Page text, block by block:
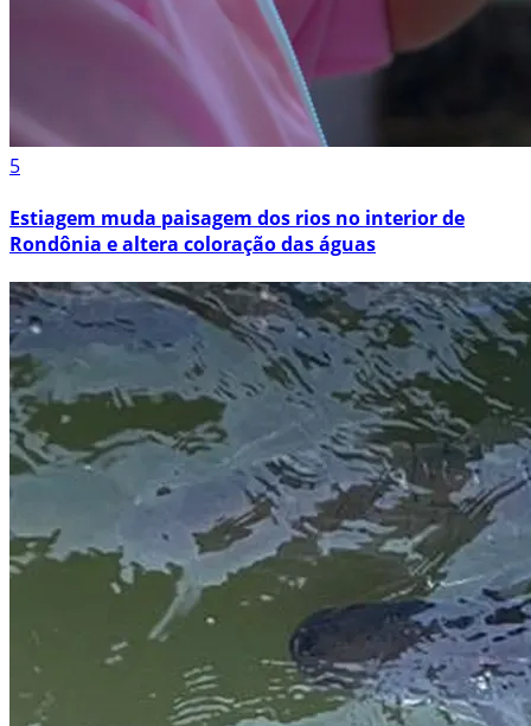
5
Estiagem muda paisagem dos rios no interior de
Rondônia e altera coloração das águas